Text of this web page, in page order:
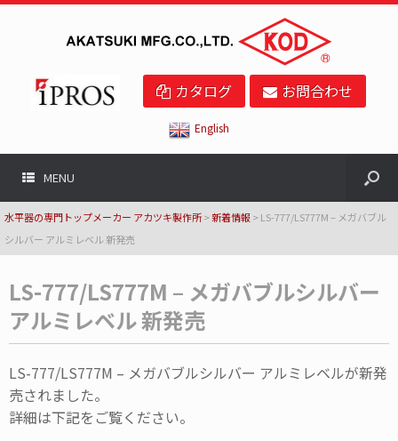
カタログ お問合わせ
English
MENU
水平器の専門トップメーカー アカツキ製作所>新着情報 > LS-777/LS777M – メガバブル
シルバー アルミレベル 新発売
LS-777/LS777M – メガバブルシルバー
アルミレベル 新発売
LS-777/LS777M – メガバブルシルバー アルミレベルが新発
売されました。
詳細は下記をご覧ください。